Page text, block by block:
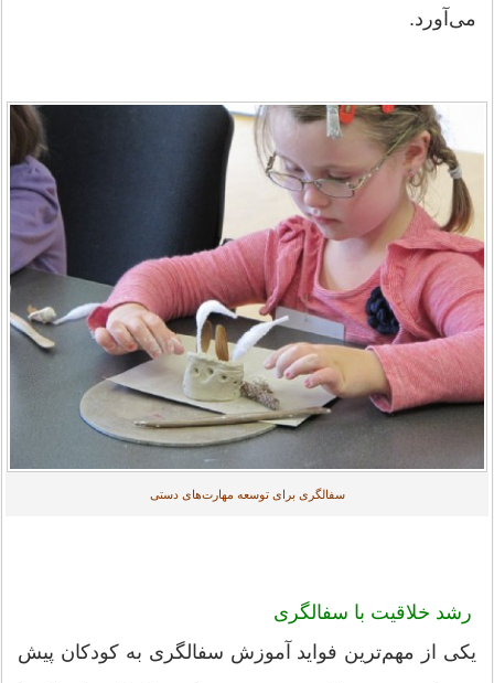
می‌آورد.
سفالگری برای توسعه مهارت‌های دستی
رشد خلاقیت با سفالگری
یکی از مهم‌ترین فواید آموزش سفالگری به کودکان پیش